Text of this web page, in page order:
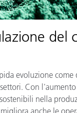
del
evoluzione come
Con
nella
anche le